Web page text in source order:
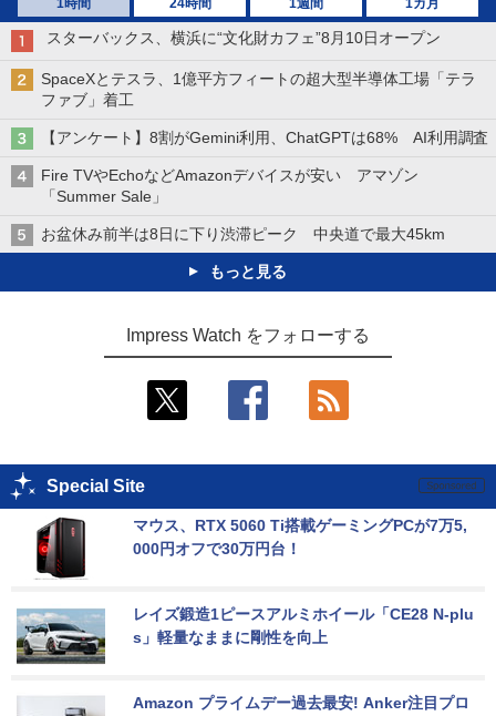
1時間 24時間 1週間 1カ月
スターバックス、横浜に“文化財カフェ”8月10日オープン
SpaceXとテスラ、1億平方フィートの超大型半導体工場「テラ
ファブ」着工
【アンケート】8割がGemini利用、ChatGPTは68% AI利用調査
Fire TVやEchoなどAmazonデバイスが安い アマゾン
「Summer Sale」
お盆休み前半は8日に下り渋滞ピーク 中央道で最大45km
もっと見る
Impress Watch をフォローする
Special Site
マウス、RTX 5060 Ti搭載ゲーミングPCが7万5,
000円オフで30万円台！
レイズ鍛造1ピースアルミホイール「CE28 N-plu
s」軽量なままに剛性を向上
Amazon プライムデー過去最安! Anker注目プロ